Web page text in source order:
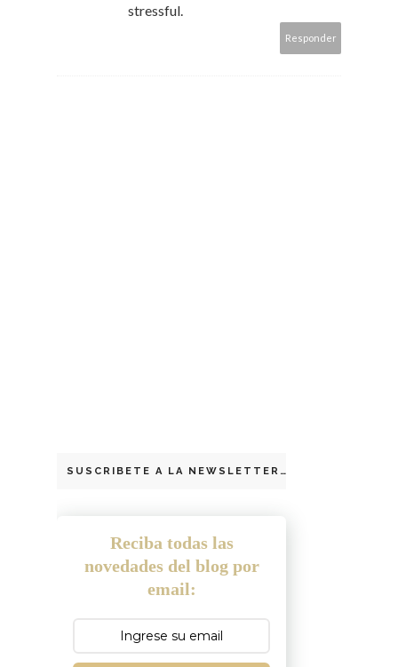
stressful.
Responder
SUSCRIBETE A LA NEWSLETTER
Reciba todas las
novedades del blog por
email: